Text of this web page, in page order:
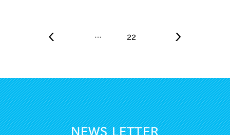
… 22
NEWS LETTER